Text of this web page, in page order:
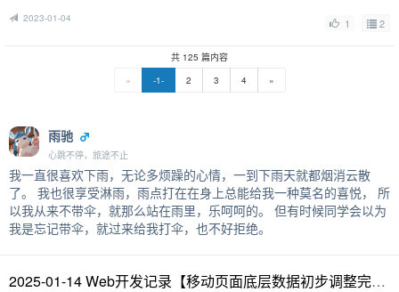
2023-01-04 1 2
共 125 篇内容
«
-1- 2 3 4 »
雨驰
心跳不停，旅途不止
我一直很喜欢下雨，无论多烦躁的心情，一到下雨天就都烟消云散
了。 我也很享受淋雨，雨点打在在身上总能给我一种莫名的喜悦， 所
以我从来不带伞，就那么站在雨里，乐呵呵的。 但有时候同学会以为
我是忘记带伞，就过来给我打伞，也不好拒绝。
2025-01-14 Web开发记录【移动页面底层数据初步调整完成】